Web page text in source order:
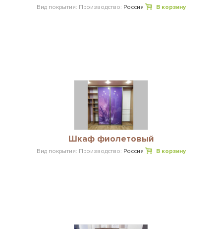
Вид покрытия: Производство: Россия В корзину
Шкаф фиолетовый
Вид покрытия: Производство: Россия В корзину